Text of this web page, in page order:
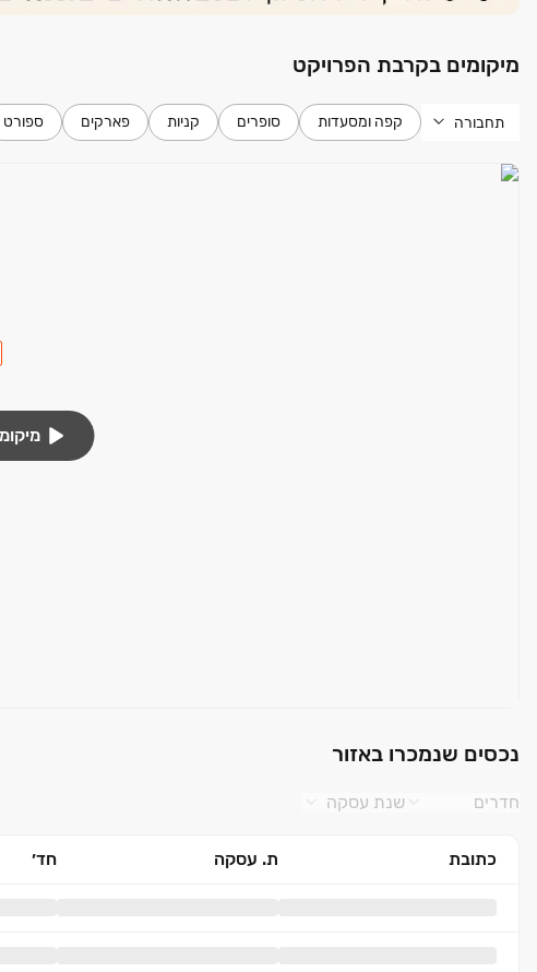
מיקומים בקרבת הפרויקט
תחבורה קפה ומסעדות סופרים קניות פארקים ספורט
נכסים שנמכרו באזור
חדרים שנת עסקה
כתובת ת. עסקה חד׳